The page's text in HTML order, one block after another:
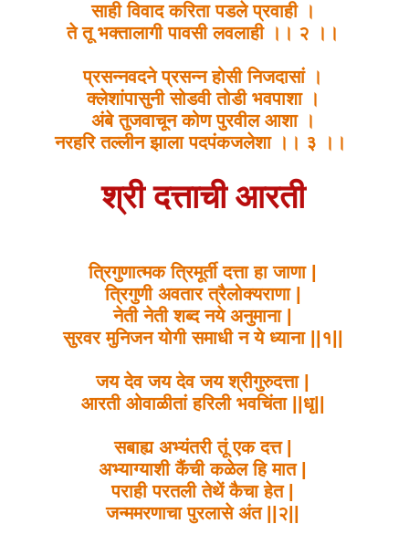
साही विवाद करिता पडले प्रवाही ।
ते तू भक्तालागी पावसी लवलाही ।। २ ।।
प्रसन्नवदने प्रसन्न होसी निजदासां ।
क्लेशांपासुनी सोडवी तोडी भवपाशा ।
अंबे तुजवाचून कोण पुरवील आशा ।
नरहरि तल्लीन झाला पदपंकजलेशा ।। ३ ।।
श्री दत्ताची आरती
त्रिगुणात्मक त्रिमूर्ती दत्ता हा जाणा |
त्रिगुणी अवतार त्रैलोक्यराणा |
नेती नेती शब्द नये अनुमाना |
सुरवर मुनिजन योगी समाधी न ये ध्याना ||१||
जय देव जय देव जय श्रीगुरुदत्ता |
आरती ओवाळीतां हरिली भवचिंता ||धृ||
सबाह्य अभ्यंतरी तूं एक दत्त |
अभ्याग्याशी कैंची कळेल हि मात |
पराही परतली तेथें कैचा हेत |
जन्ममरणाचा पुरलासे अंत ||२||